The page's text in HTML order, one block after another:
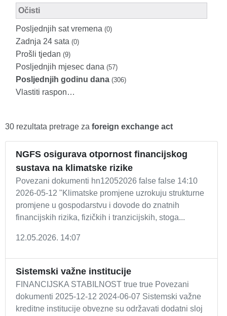
OčistiModified Facet Filter
Posljednjih sat vremena (0)
Zadnja 24 sata (0)
Prošli tjedan (9)
Posljednjih mjesec dana (57)
Posljednjih godinu dana (306)
Vlastiti raspon…
30 rezultata pretrage za foreign exchange act
NGFS osigurava otpornost financijskog
sustava na klimatske rizike
Povezani dokumenti hn12052026 false false 14:10
2026-05-12 "Klimatske promjene uzrokuju strukturne
promjene u gospodarstvu i dovode do znatnih
financijskih rizika, fizičkih i tranzicijskih, stoga...
12.05.2026. 14:07
Sistemski važne institucije
FINANCIJSKA STABILNOST true true Povezani
dokumenti 2025-12-12 2024-06-07 Sistemski važne
kreditne institucije obvezne su održavati dodatni sloj